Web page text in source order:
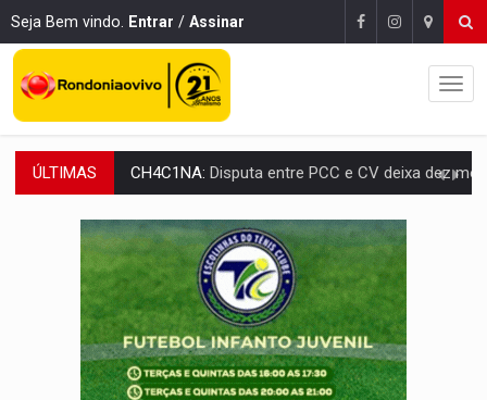
Seja Bem vindo. Entrar / Assinar
ÚLTIMAS CH4C1NA: Disputa entre PCC e CV deixa dez mortos em cinco
IMUNIZAÇÃO:Prefeitura inicia campanha de multivacinação para crianças
QUIRINUS:Draco faz operação para prender faccionados que atacaram
TRAFICANTE PRESO:Operação Brasil Contra o Crime apreende quase meia
SUPER EL NIÑO:Trabalho inédito vai garantir água potável para
FAMÍLIA MORREU:Identificadas as cinco vítimas de acidente na BR-364,